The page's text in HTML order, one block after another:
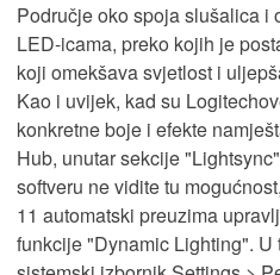
Područje oko spoja slušalica i
LED-icama, preko kojih je
koji omekšava svjetlost i
Kao i uvijek, kad su
konkretne boje i efekte
Hub, unutar sekcije
softveru ne vidite tu
11 automatski preuzima
funkcije "Dynamic Lighting".